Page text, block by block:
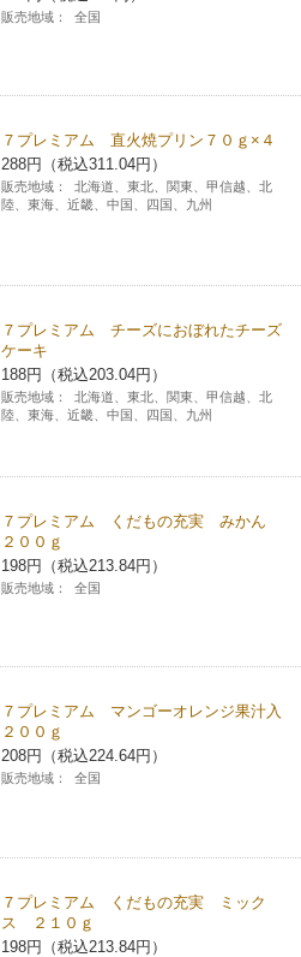
販売地域： 全国
７プレミアム 直火焼プリン７０ｇ×４
288円（税込311.04円）
販売地域：
北海道、東北、関東、甲信越、北
陸、東海、近畿、中国、四国、九州
７プレミアム チーズにおぼれたチーズ
ケーキ
188円（税込203.04円）
販売地域：
北海道、東北、関東、甲信越、北
陸、東海、近畿、中国、四国、九州
７プレミアム くだもの充実 みかん
２００ｇ
198円（税込213.84円）
販売地域： 全国
７プレミアム マンゴーオレンジ果汁入
２００ｇ
208円（税込224.64円）
販売地域： 全国
７プレミアム くだもの充実 ミック
ス ２１０ｇ
198円（税込213.84円）